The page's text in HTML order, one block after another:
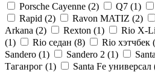
Porsche Cayenne (2) Q7 (1)
Rapid (2) Ravon MATIZ (2)
Arkana (2) Rexton (1) Rio X-
(1) Rio седан (8) Rio хэтчбек (
Sandero (1) Sandero 2 (1)
Таганрог (1) Santa Fe универсал